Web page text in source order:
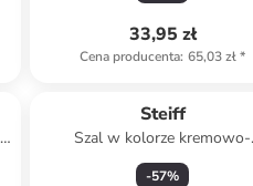
33,95 zł
Cena producenta: 65,03 zł*
Steiff
Szal w kolorze kremowo-
oliwkowym
-57%